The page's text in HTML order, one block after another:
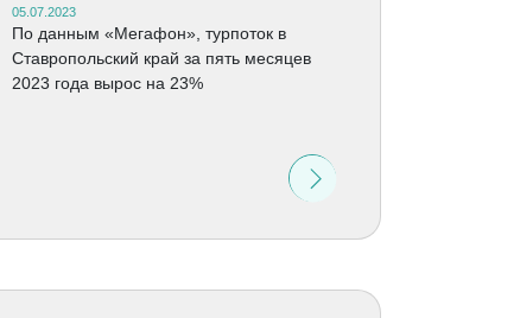
05.07.2023
По данным «Мегафон», турпоток в
Ставропольский край за пять месяцев
2023 года вырос на 23%